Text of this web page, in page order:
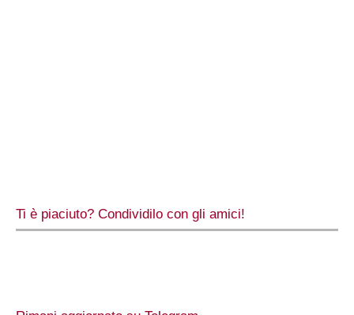
Ti è piaciuto? Condividilo con gli amici!